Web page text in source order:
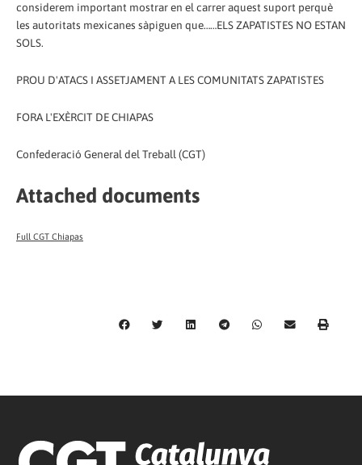
considerem important mostrar en el carrer aquest suport perquè
les autoritats mexicanes sàpiguen que……ELS ZAPATISTES NO ESTAN
SOLS.
PROU D'ATACS I ASSETJAMENT A LES COMUNITATS ZAPATISTES
FORA L'EXÈRCIT DE CHIAPAS
Confederació General del Treball (CGT)
Attached documents
Full CGT Chiapas